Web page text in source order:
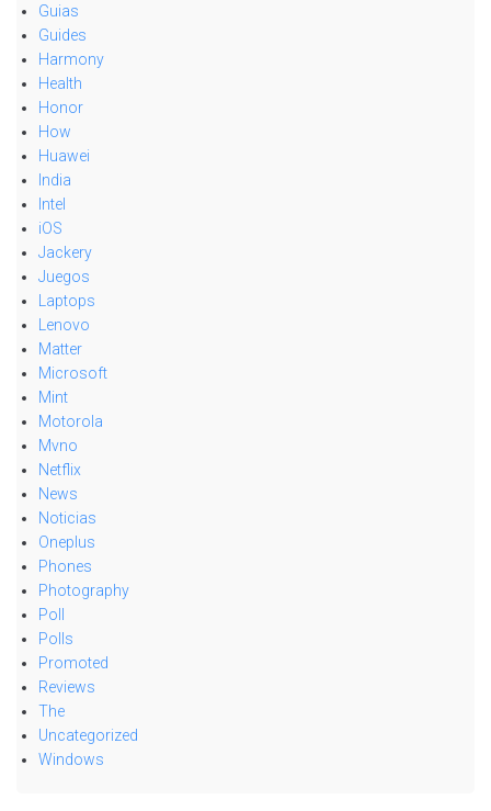
Guias
Guides
Harmony
Health
Honor
How
Huawei
India
Intel
iOS
Jackery
Juegos
Laptops
Lenovo
Matter
Microsoft
Mint
Motorola
Mvno
Netflix
News
Noticias
Oneplus
Phones
Photography
Poll
Polls
Promoted
Reviews
The
Uncategorized
Windows